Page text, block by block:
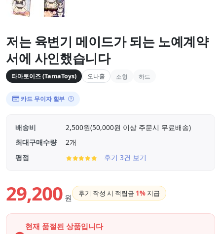
저는 육변기 메이드가 되는 노예계약
서에 사인했습니다
타마토이즈 (TamaToys) 오나홀 소형 하드
카드 무이자 할부
배송비
2,500원(50,000원 이상 주문시 무료배송)
최대구매수량
2개
평점
후기 3건 보기
29,200 원 후기 작성 시 적립금 1% 지급
현재 품절된 상품입니다